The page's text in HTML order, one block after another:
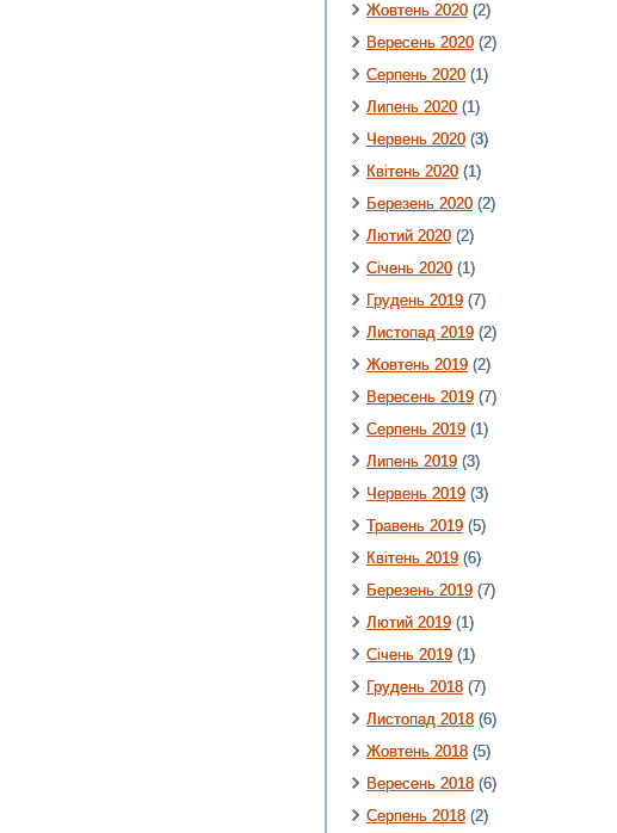
Жовтень 2020 (2)
Вересень 2020 (2)
Серпень 2020 (1)
Липень 2020 (1)
Червень 2020 (3)
Квітень 2020 (1)
Березень 2020 (2)
Лютий 2020 (2)
Січень 2020 (1)
Грудень 2019 (7)
Листопад 2019 (2)
Жовтень 2019 (2)
Вересень 2019 (7)
Серпень 2019 (1)
Липень 2019 (3)
Червень 2019 (3)
Травень 2019 (5)
Квітень 2019 (6)
Березень 2019 (7)
Лютий 2019 (1)
Січень 2019 (1)
Грудень 2018 (7)
Листопад 2018 (6)
Жовтень 2018 (5)
Вересень 2018 (6)
Серпень 2018 (2)